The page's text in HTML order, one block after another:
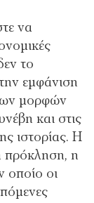
να
το
εµφάνιση
µορφών
και στις
ιστορίας. Η
πρόκληση, η
οποίο οι